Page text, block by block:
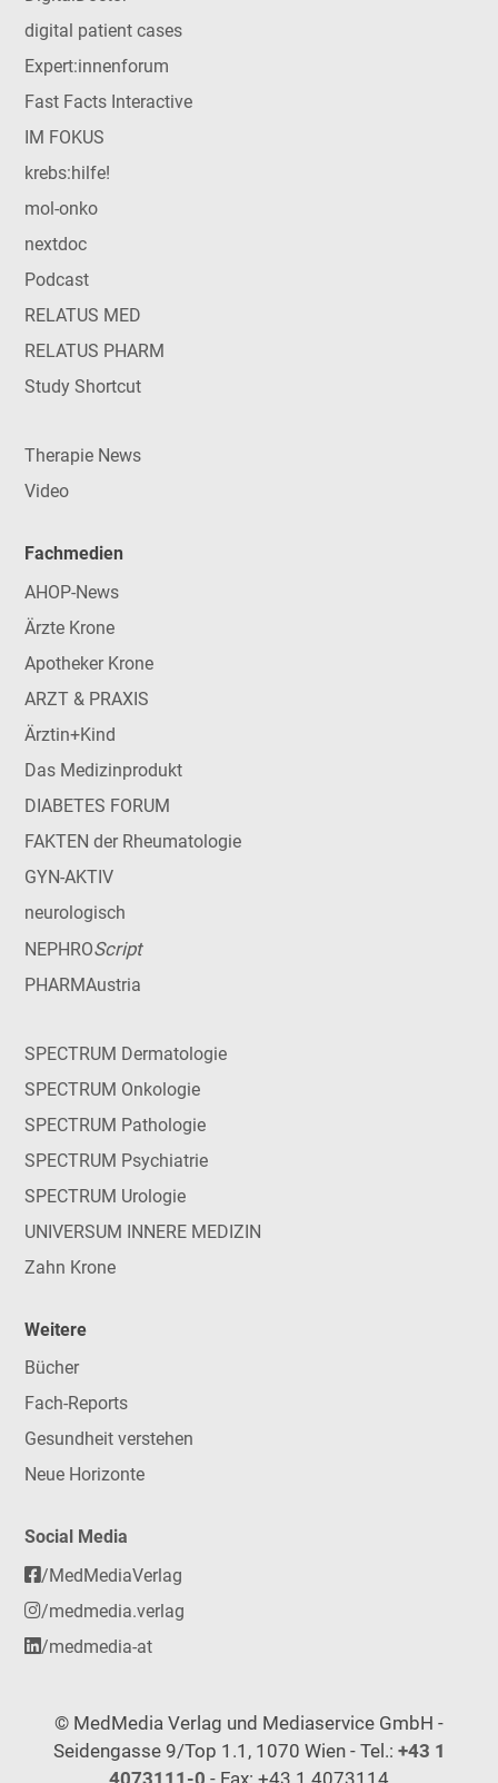
digital patient cases
Expert:innenforum
Fast Facts Interactive
IM FOKUS
krebs:hilfe!
mol-onko
nextdoc
Podcast
RELATUS MED
RELATUS PHARM
Study Shortcut
Therapie News
Video
Fachmedien
AHOP-News
Ärzte Krone
Apotheker Krone
ARZT & PRAXIS
Ärztin+Kind
Das Medizinprodukt
DIABETES FORUM
FAKTEN der Rheumatologie
GYN-AKTIV
neurologisch
NEPHROScript
PHARMAustria
SPECTRUM Dermatologie
SPECTRUM Onkologie
SPECTRUM Pathologie
SPECTRUM Psychiatrie
SPECTRUM Urologie
UNIVERSUM INNERE MEDIZIN
Zahn Krone
Weitere
Bücher
Fach-Reports
Gesundheit verstehen
Neue Horizonte
Social Media
/MedMediaVerlag
/medmedia.verlag
/medmedia-at
© MedMedia Verlag und Mediaservice GmbH -
Seidengasse 9/Top 1.1, 1070 Wien - Tel.: +43 1
4073111-0 - Fax: +43 1 4073114